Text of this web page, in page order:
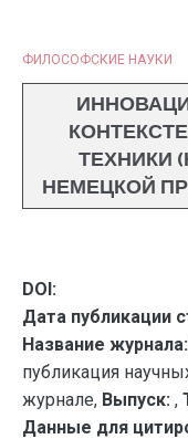
ФИЛОСОФСКИЕ НАУКИ
ТЕХНИКИ
НЕМЕЦКОЙ
DOI:
Дата публикации
Название журнала:
публикация
журнале, Выпуск: ,
Данные для